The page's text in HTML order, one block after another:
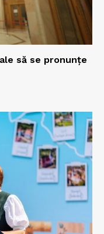
să se pronunțe